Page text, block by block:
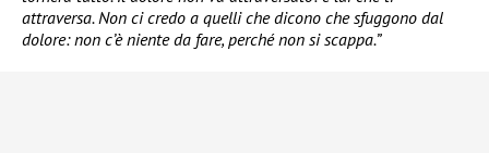
attraversa. Non ci credo a quelli che dicono che sfuggono dal
dolore: non c’è niente da fare, perché non si scappa.”